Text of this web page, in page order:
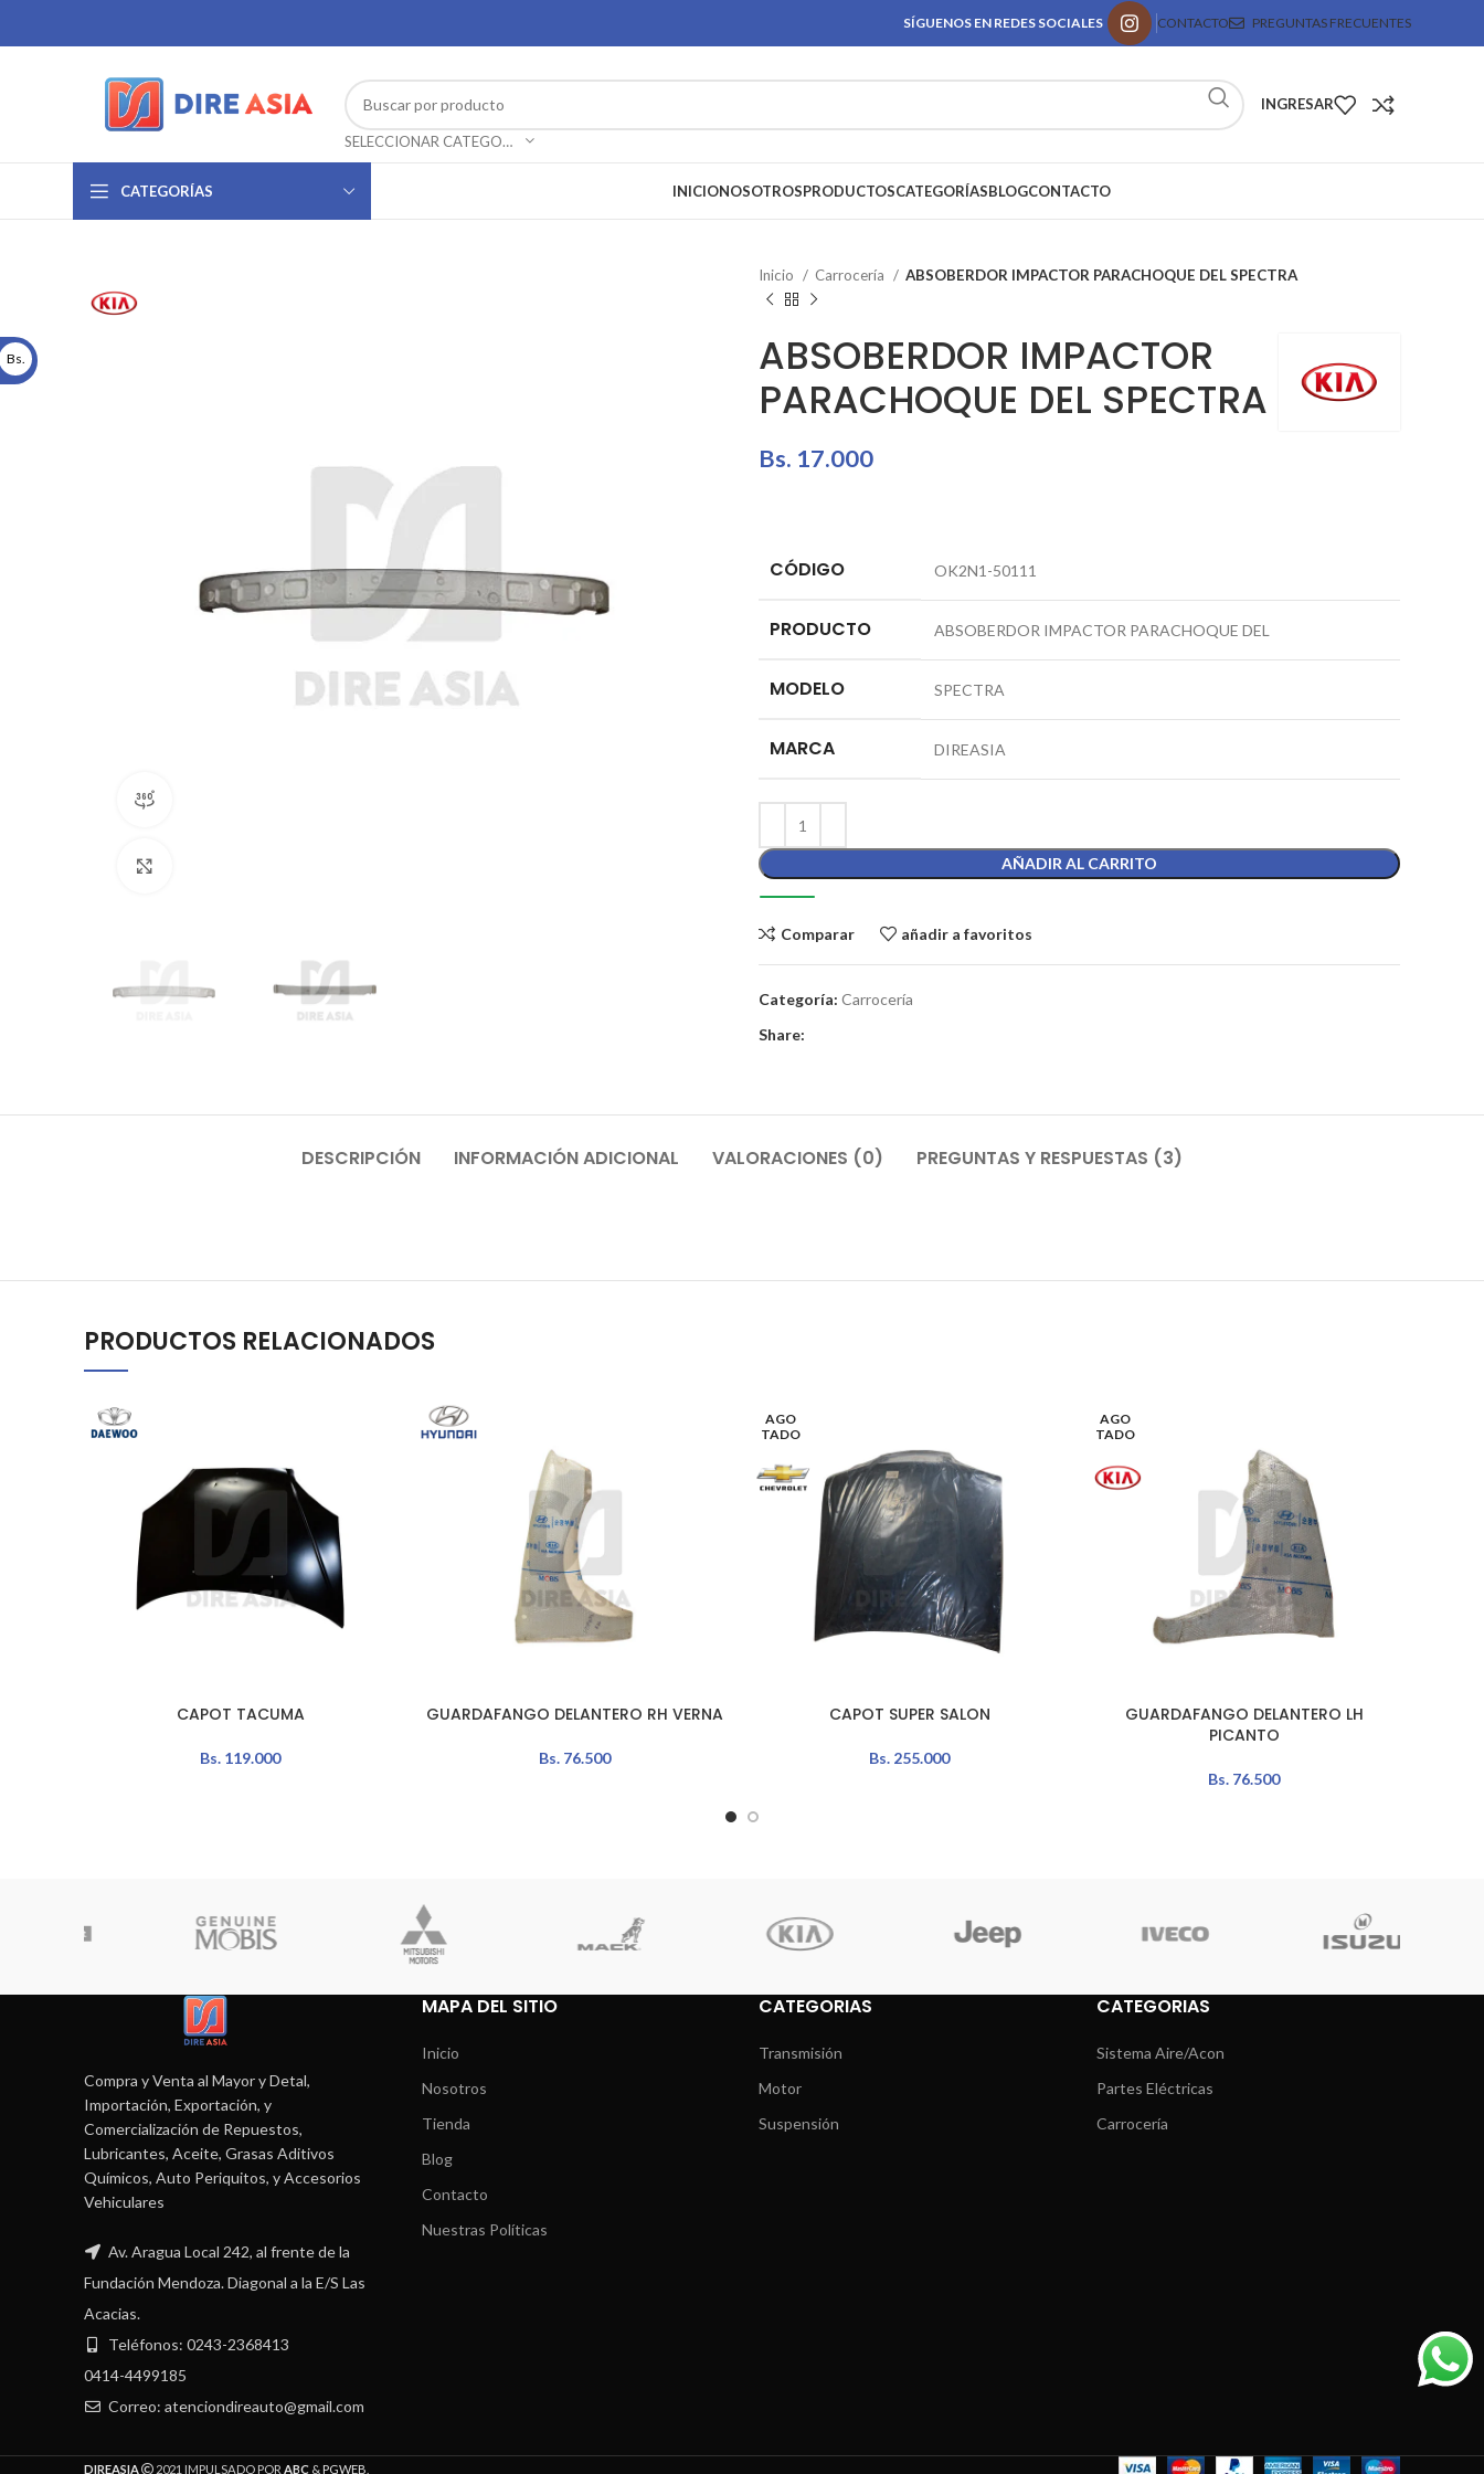
SÍGUENOS EN REDES SOCIALES CONTACTO PREGUNTAS FRECUENTES
SELECCIONAR CATEGORÍA
INGRESAR
CATEGORÍAS INICIONOSOTROSPRODUCTOSCATEGORÍASBLOGCONTACTO
Inicio Carrocería ABSOBERDOR IMPACTOR PARACHOQUE DEL SPECTRA
ABSOBERDOR IMPACTOR
PARACHOQUE DEL SPECTRA
Bs. 17.000
CÓDIGO OK2N1-50111
PRODUCTO ABSOBERDOR IMPACTOR PARACHOQUE DEL
MODELO SPECTRA
MARCA DIREASIA
AÑADIR AL CARRITO
Comparar añadir a favoritos
Categoría: Carrocería
Share:
DESCRIPCIÓN INFORMACIÓN ADICIONAL VALORACIONES (0) PREGUNTAS Y RESPUESTAS (3)
PRODUCTOS RELACIONADOS
AÑADIR AL CARRITOCAPOT TACUMA
Bs. 119.000
AÑADIR AL CARRITO
GUARDAFANGO DELANTERO RH VERNA
Bs. 76.500
AGO
TADO
CAPOT SUPER SALON
Bs. 255.000
AGO
TADO
LEER MÁSGUARDAFANGO DELANTERO LH
PICANTO
Bs. 76.500
Compra y Venta al Mayor y Detal,
Importación, Exportación, y
Comercialización de Repuestos,
Lubricantes, Aceite, Grasas Aditivos
Químicos, Auto Periquitos, y Accesorios
Vehiculares
Av. Aragua Local 242, al frente de la
Fundación Mendoza. Diagonal a la E/S Las
Acacias.
Teléfonos: 0243-2368413
0414-4499185
Correo: atenciondireauto@gmail.com
MAPA DEL SITIO
Inicio
Nosotros
Tienda
Blog
Contacto
Nuestras Políticas
CATEGORIAS
Transmisión
Motor
Suspensión
CATEGORIAS
Sistema Aire/Acon
Partes Eléctricas
Carrocería
DIREASIA 2021 IMPULSADO POR ABC &PGWEB
Bs.